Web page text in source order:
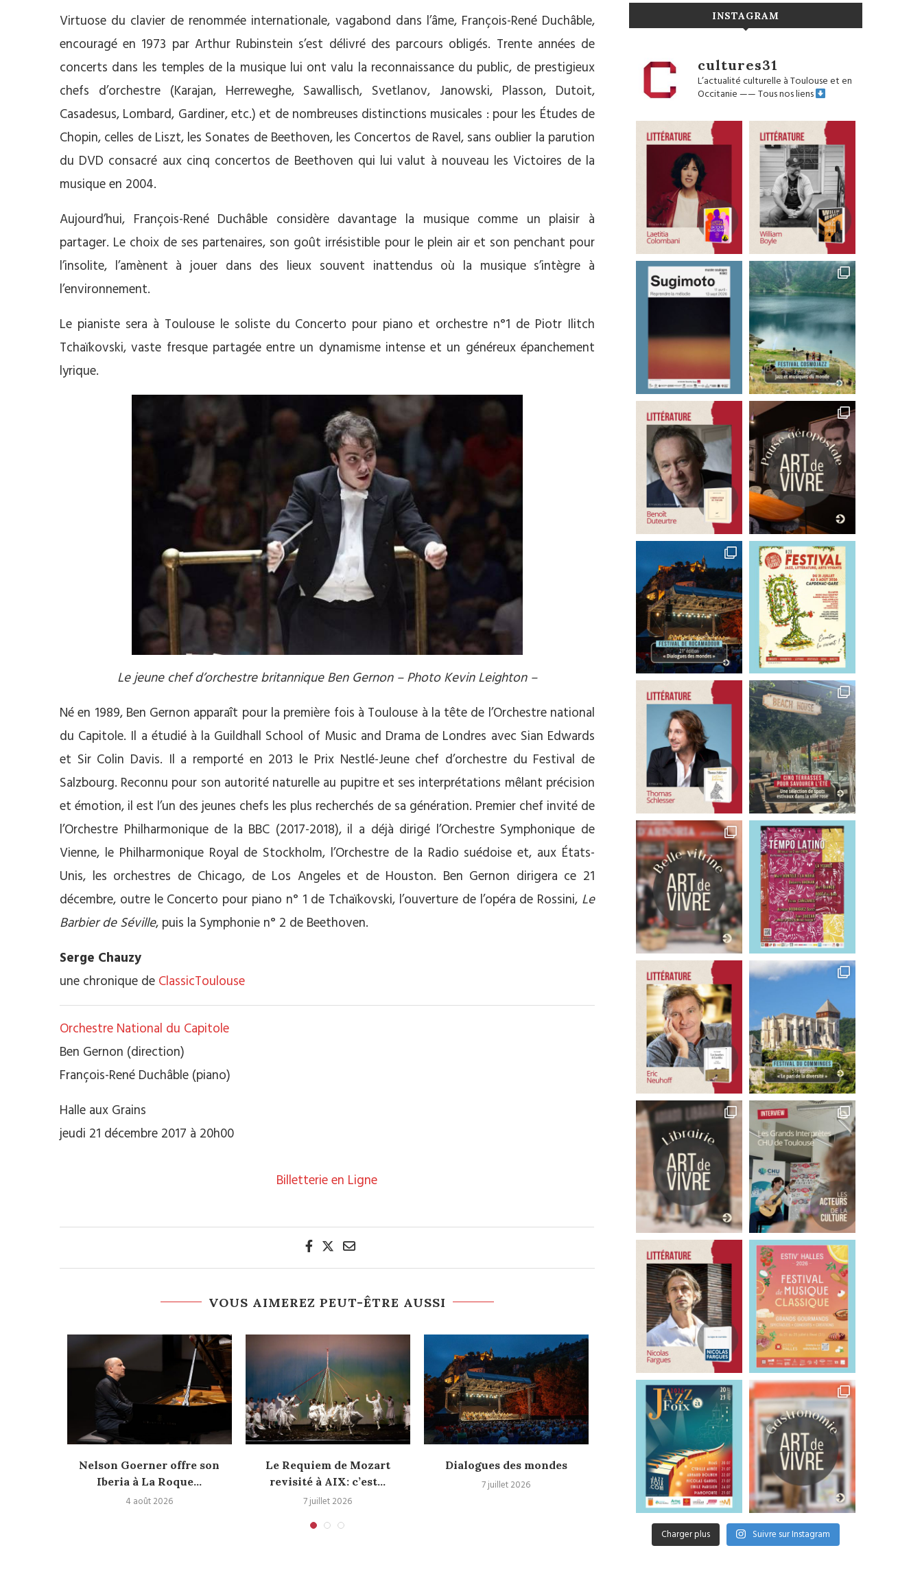
Virtuose du clavier de renommée internationale, vagabond dans l’âme, François-René Duchâble,
encouragé en 1973 par Arthur Rubinstein s’est délivré des parcours obligés. Trente années de
concerts dans les temples de la musique lui ont valu la reconnaissance du public, de prestigieux
chefs d’orchestre (Karajan, Herreweghe, Sawallisch, Svetlanov, Janowski, Plasson, Dutoit,
Casadesus, Lombard, Gardiner, etc.) et de nombreuses distinctions musicales : pour les Études de
Chopin, celles de Liszt, les Sonates de Beethoven, les Concertos de Ravel, sans oublier la parution
du DVD consacré aux cinq concertos de Beethoven qui lui valut à nouveau les Victoires de la
musique en 2004.
Aujourd’hui, François-René Duchâble considère davantage la musique comme un plaisir à
partager. Le choix de ses partenaires, son goût irrésistible pour le plein air et son penchant pour
l’insolite, l’amènent à jouer dans des lieux souvent inattendus où la musique s’intègre à
l’environnement.
Le pianiste sera à Toulouse le soliste du Concerto pour piano et orchestre n°1 de Piotr Ilitch
Tchaïkovski, vaste fresque partagée entre un dynamisme intense et un généreux épanchement
lyrique.
Le jeune chef d’orchestre britannique Ben Gernon – Photo Kevin Leighton –
Né en 1989, Ben Gernon apparaît pour la première fois à Toulouse à la tête de l’Orchestre national
du Capitole. Il a étudié à la Guildhall School of Music and Drama de Londres avec Sian Edwards
et Sir Colin Davis. Il a remporté en 2013 le Prix Nestlé-Jeune chef d’orchestre du Festival de
Salzbourg. Reconnu pour son autorité naturelle au pupitre et ses interprétations mêlant précision
et émotion, il est l’un des jeunes chefs les plus recherchés de sa génération. Premier chef invité de
l’Orchestre Philharmonique de la BBC (2017-2018), il a déjà dirigé l’Orchestre Symphonique de
Vienne, le Philharmonique Royal de Stockholm, l’Orchestre de la Radio suédoise et, aux États-
Unis, les orchestres de Chicago, de Los Angeles et de Houston. Ben Gernon dirigera ce 21
décembre, outre le Concerto pour piano n° 1 de Tchaïkovski, l’ouverture de l’opéra de Rossini, Le
Barbier de Séville, puis la Symphonie n° 2 de Beethoven.
Serge Chauzy
une chronique de ClassicToulouse
Orchestre National du Capitole
Ben Gernon (direction)
François-René Duchâble (piano)
Halle aux Grains
jeudi 21 décembre 2017 à 20h00
Billetterie en Ligne
VOUS AIMEREZ PEUT-ÊTRE AUSSI
Nelson Goerner offre son
Iberia à La Roque...
4 août 2026
Le Requiem de Mozart
revisité à AIX: c’est...
7 juillet 2026
Dialogues des mondes
7 juillet 2026
Michel Plasson retrouve
Toulouse pour un concert
exceptionnel
5 juillet 2026
Le retour triomphal
Michel Plasson à
5 juillet 2026
INSTAGRAM
cultures31
L’actualité culturelle à Toulouse et en
Occitanie——Tous nos liens
Charger plus Suivre sur Instagram